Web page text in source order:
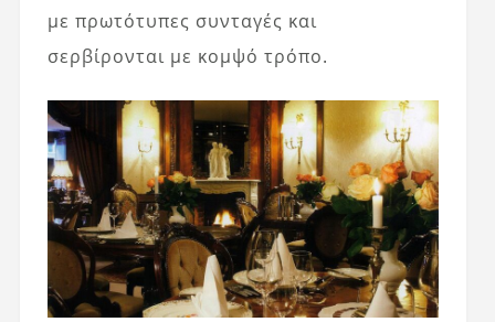
με πρωτότυπες συνταγές και
σερβίρονται με κομψό τρόπο.